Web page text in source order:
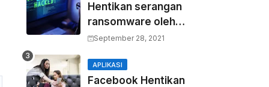
Hentikan serangan
ransomware oleh
hacker! Berikut adalah
September 28, 2021
APLIKASI
Facebook Hentikan